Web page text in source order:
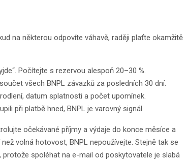
na některou odpovíte váhavě, raději plaťte okamžitě
Počítejte s rezervou alespoň 20–30 %.
všech BNPL závazků za posledních 30 dní.
datum splatnosti a počet upomínek.
při platbě hned, BNPL je varovný signál.
očekávané příjmy a výdaje do konce měsíce a
volná hotovost, BNPL nepoužívejte. Stejně tak se
spoléhat na e-mail od poskytovatele je slabá